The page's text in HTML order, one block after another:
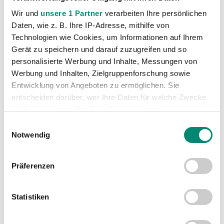
Wir und unsere 1 Partner verarbeiten Ihre persönlichen
Daten, wie z. B. Ihre IP-Adresse, mithilfe von
Technologien wie Cookies, um Informationen auf Ihrem
Gerät zu speichern und darauf zuzugreifen und so
personalisierte Werbung und Inhalte, Messungen von
Werbung und Inhalten, Zielgruppenforschung sowie
Entwicklung von Angeboten zu ermöglichen. Sie
entscheiden darüber, wer Ihre Daten für welche Zwecke
Trigger Symbol ändern oder widerrufen
Erfahren Sie mehr darüber, wie Ihre persönlichen Daten
verarbeitet werden, und legen Sie Ihre Präferenzen im
Wir verwenden Cookies, um Inhalte und Anzeigen zu
Notwendig
Präferenzen
Statistiken
Fans on Tour – Auswärtsfahrt nach Linz Besuch der Bewohner von Miravita
WEITERE NEWS